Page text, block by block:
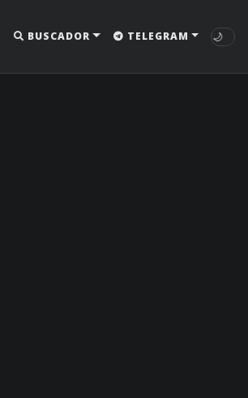
BUSCADOR TELEGRAM 🌙